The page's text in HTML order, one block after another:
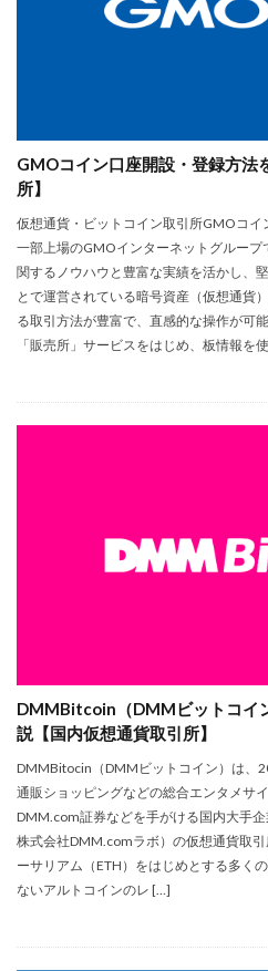
GMOコイン口座開設・登録方法
所】
仮想通貨・ビットコイン取引所GMOコ
一部上場のGMOインターネットグルー
関するノウハウと豊富な実績を活かし、
とで運営されている暗号資産（仮想通貨
る取引方法が豊富で、直感的な操作が可
「販売所」サービスをはじめ、板情報を
DMMBitcoin（DMMビットコイ
説【国内仮想通貨取引所】
DMMBitocin（DMMビットコイン）は、
通販ショッピングなどの総合エンタメサ
DMM.com証券などを手がける国内大手
株式会社DMM.comラボ）の仮想通貨取
ーサリアム（ETH）をはじめとする多く
ないアルトコインのレ […]